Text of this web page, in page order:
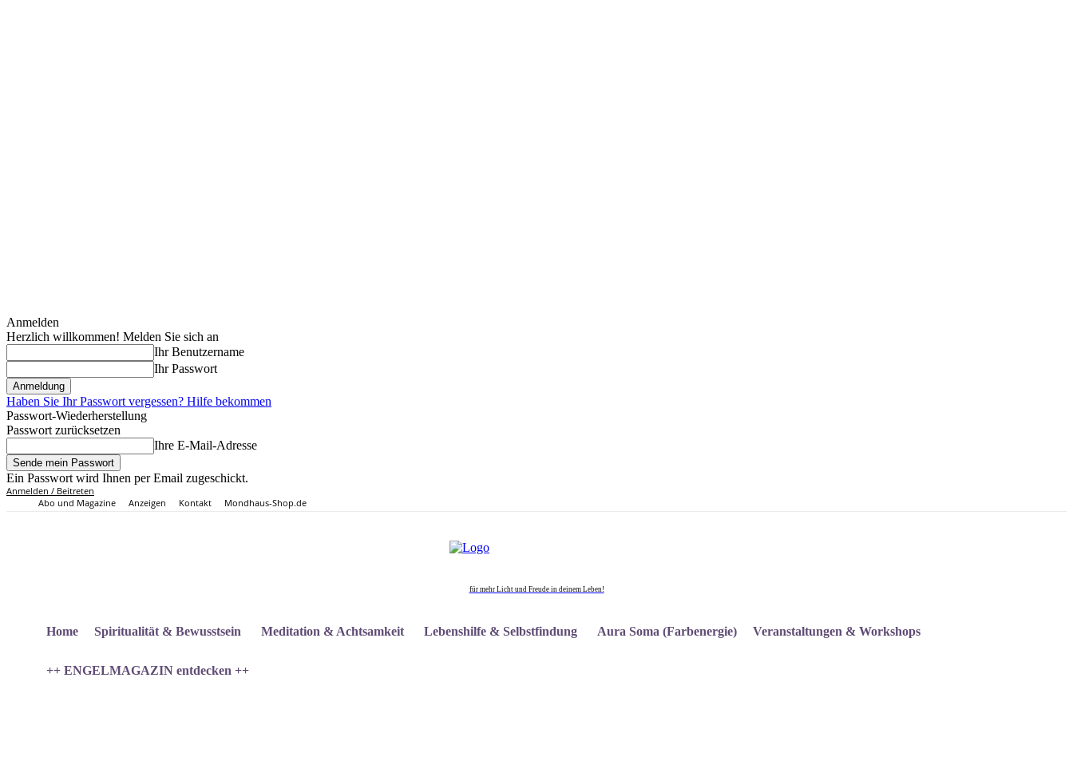
Anmelden
Herzlich willkommen! Melden Sie sich an
Ihr Benutzername
Ihr Passwort
Haben Sie Ihr Passwort vergessen? Hilfe bekommen
Passwort-Wiederherstellung
Passwort zurücksetzen
Ihre E-Mail-Adresse
Ein Passwort wird Ihnen per Email zugeschickt.
Anmelden / Beitreten
Abo und Magazine
Anzeigen Kontakt Mondhaus-Shop.de
für mehr Licht und Freude in deinem Leben!
Home Spiritualität & Bewusstsein Meditation & Achtsamkeit Lebenshilfe & Selbstfindung Aura Soma (Farbenergie) Veranstaltungen & Workshops
++ ENGELMAGAZIN entdecken ++